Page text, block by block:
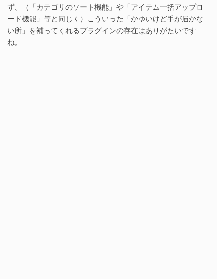
ず、（「カテゴリのソート機能」や「アイテム一括アップロ
ード機能」等と同じく）こういった「かゆいけど手が届かな
い所」を補ってくれるプラグインの存在はありがたいです
ね。